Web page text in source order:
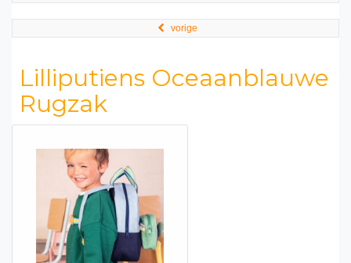
vorige
Lilliputiens Oceaanblauwe
Rugzak